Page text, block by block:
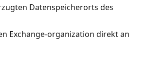
Datenspeicherorts des
Exchange-organization direkt an